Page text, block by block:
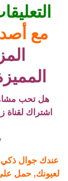
مع
هل تحب
اشتراك
عندك جوال
لعيونك, حمل